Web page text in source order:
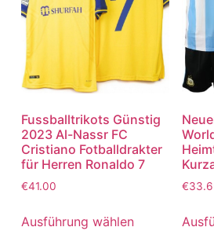
Fussballtrikots Günstig
2023 Al-Nassr FC
Cristiano Fotballdrakter
für Herren Ronaldo 7
€41.00
Ausführung wählen
€